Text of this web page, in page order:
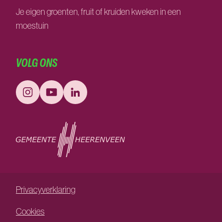
Je eigen groenten, fruit of kruiden kweken in een
moestuin
VOLG ONS
Privacyverklaring
Cookies